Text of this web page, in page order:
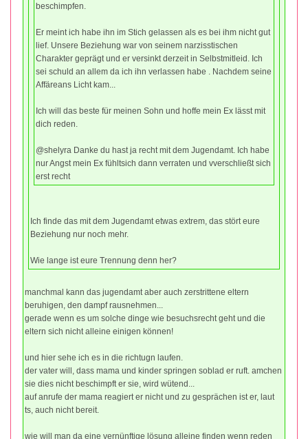
beschimpfen.
Er meint ich habe ihn im Stich gelassen als es bei ihm nicht gut
lief. Unsere Beziehung war von seinem narzisstischen
Charakter geprägt und er versinkt derzeit in Selbstmitleid. Ich
sei schuld an allem da ich ihn verlassen habe . Nachdem seine
Affäreans Licht kam...
Ich will das beste für meinen Sohn und hoffe mein Ex lässt mit
dich reden.
@shelyra Danke du hast ja recht mit dem Jugendamt. Ich habe
nur Angst mein Ex fühltsich dann verraten und vverschließt sich
erst recht
Ich finde das mit dem Jugendamt etwas extrem, das stört eure
Beziehung nur noch mehr.
Wie lange ist eure Trennung denn her?
manchmal kann das jugendamt aber auch zerstrittene eltern
beruhigen, den dampf rausnehmen...
gerade wenn es um solche dinge wie besuchsrecht geht und die
eltern sich nicht alleine einigen können!
und hier sehe ich es in die richtugn laufen.
der vater will, dass mama und kinder springen soblad er ruft. amchen
sie dies nicht beschimpft er sie, wird wütend...
auf anrufe der mama reagiert er nicht und zu gesprächen ist er, laut
ts, auch nicht bereit.
wie will man da eine vernünftige lösung alleine finden wenn reden